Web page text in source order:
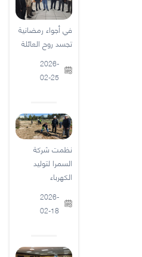
في أجواء رمضانية
تجسد روح العائلة
2026-
02-25
نظمت شركة
السمرا لتوليد
الكهرباء
2026-
02-18